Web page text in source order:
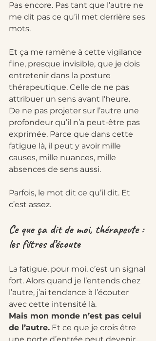
Pas encore. Pas tant que l’autre ne
me dit pas ce qu’il met derrière ses
mots.
Et ça me ramène à cette vigilance
fine, presque invisible, que je dois
entretenir dans la posture
thérapeutique. Celle de ne pas
attribuer un sens avant l’heure.
De ne pas projeter sur l’autre une
profondeur qu’il n’a peut-être pas
exprimée. Parce que dans cette
fatigue là, il peut y avoir mille
causes, mille nuances, mille
absences de sens aussi.
Parfois, le mot dit ce qu’il dit. Et
c’est assez.
Ce que ça dit de moi, thérapeute :
les filtres d’écoute
La fatigue, pour moi, c’est un signal
fort. Alors quand je l’entends chez
l’autre, j’ai tendance à l’écouter
avec cette intensité là.
Mais mon monde n’est pas celui
de l’autre. Et ce que je crois être